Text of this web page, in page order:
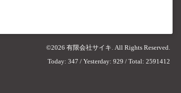
©2026 有限会社サイキ. All Rights Reserved.
Today: 347 / Yesterday: 929 / Total: 2591412